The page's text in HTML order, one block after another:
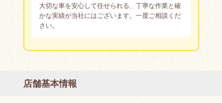
大切な車を安心して任せられる、丁寧な作業と確
かな実績が当社にはございます。一度ご相談くだ
さい。
店舗基本情報